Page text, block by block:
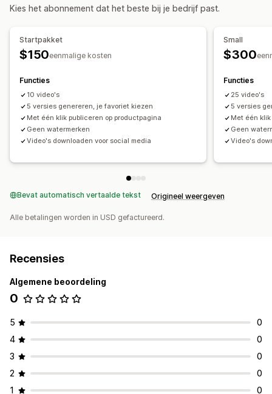
Kies het abonnement dat het beste bij je bedrijf past.
Startpakket
$150eenmalige kosten
Functies
10 video's
5 versies genereren, je favoriet kiezen
Met één klik publiceren op productpagina
Geen watermerken
Video's downloaden voor social media
Small
$300
Functies
25 video's
5 versies
Met één
Geen
Video's
Bevat automatisch vertaalde tekst Origineel weergeven
Alle betalingen worden in USD gefactureerd.
Recensies
Algemene beoordeling
0
5
0
4
0
3
0
2
0
1
0